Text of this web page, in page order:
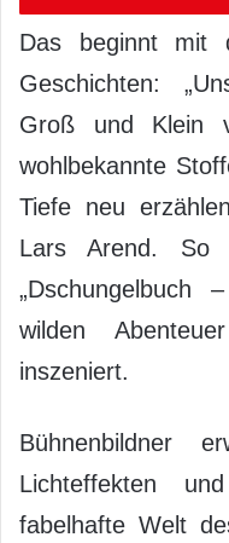
Das beginnt mit
Geschichten:
Groß und Klein
wohlbekannte
Tiefe neu
Lars Arend. So
„Dschungelbuch
wilden
inszeniert.
Bühnenbildner
Lichteffekten
fabelhafte Welt